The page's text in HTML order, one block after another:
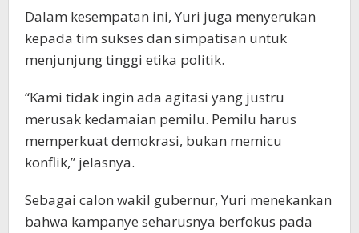
Dalam kesempatan ini, Yuri juga menyerukan
kepada tim sukses dan simpatisan untuk
menjunjung tinggi etika politik.
“Kami tidak ingin ada agitasi yang justru
merusak kedamaian pemilu. Pemilu harus
memperkuat demokrasi, bukan memicu
konflik,” jelasnya.
Sebagai calon wakil gubernur, Yuri menekankan
bahwa kampanye seharusnya berfokus pada